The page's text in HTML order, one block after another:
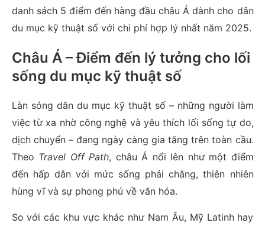
danh sách 5 điểm đến hàng đầu châu Á dành cho dân
du mục kỹ thuật số với chi phí hợp lý nhất năm 2025.
Châu Á – Điểm đến lý tưởng cho lối
sống du mục kỹ thuật số
Làn sóng dân du mục kỹ thuật số – những người làm
việc từ xa nhờ công nghệ và yêu thích lối sống tự do,
dịch chuyển – đang ngày càng gia tăng trên toàn cầu.
Theo Travel Off Path, châu Á nổi lên như một điểm
đến hấp dẫn với mức sống phải chăng, thiên nhiên
hùng vĩ và sự phong phú về văn hóa.
So với các khu vực khác như Nam Âu, Mỹ Latinh hay